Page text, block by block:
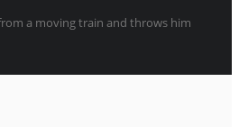
a moving train and throws him